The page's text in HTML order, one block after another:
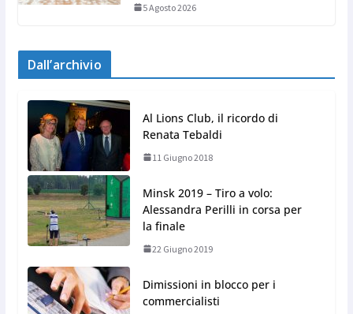
5 Agosto 2026
Dall’archivio
Al Lions Club, il ricordo di
Renata Tebaldi
11 Giugno 2018
Minsk 2019 – Tiro a volo:
Alessandra Perilli in corsa per
la finale
22 Giugno 2019
Dimissioni in blocco per i
commercialisti